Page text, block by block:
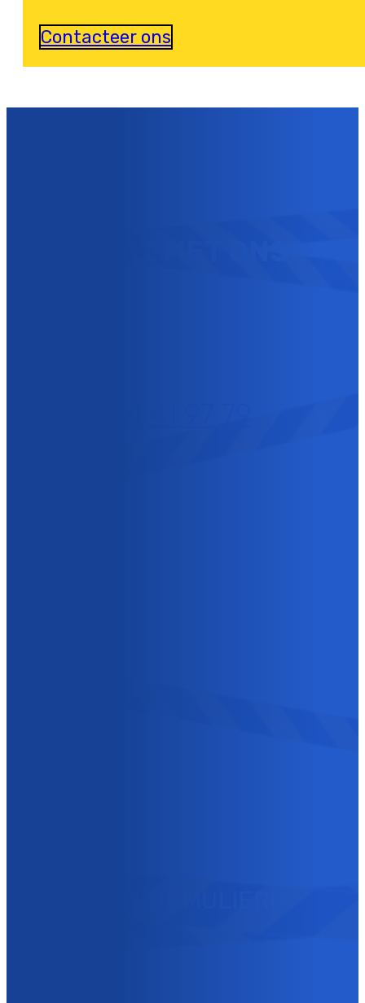
Contacteer ons